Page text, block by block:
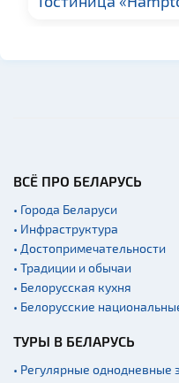
Галереи
Спортинг-клубы и
Ратуши
Родовые усадьбы
архитектура
Памятники
ВСЁ ПРО БЕЛАРУСЬ
• Города Беларуси
• Инфраструктура
• Достопримечательности
• Традиции и обычаи
• Белорусская кухня
• Белорусские
ТУРЫ В БЕЛАРУСЬ
• Регулярные однодневные